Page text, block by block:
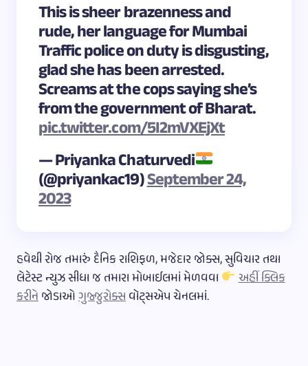
This is sheer brazenness and
rude, her language for Mumbai
Traffic police on duty is disgusting,
glad she has been arrested.
Screams at the cops saying she’s
from the government of Bharat.
pic.twitter.com/5I2mVXEjXt
— Priyanka Chaturvedi
(@priyankac19)September 24,
2023
હવેથી રોજ તમારું દૈનિક રાશિફળ, મજેદાર જોક્સ, સુવિચાર તથા
લેટેસ્ટ ન્યુઝ સીધા જ તમારા મોબાઈલમાં મેળવવા
અહીં ક્લિક
કરીનેજોડાઓગુજ્જુરોક્સવૉટ્સએપ ચેનલમાં.